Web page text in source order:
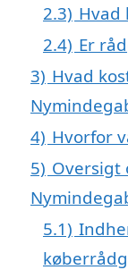
2.3) Hvad
2.4) Er
3) Hvad
4) Hvorfor
5) Oversigt
5.1)